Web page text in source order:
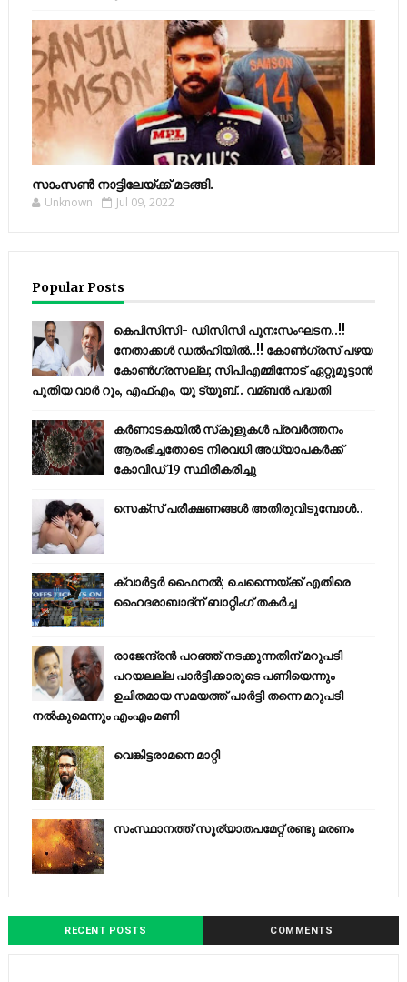
സാംസണ്‍ നാട്ടിലേയ്‌ക്ക് മടങ്ങി.
Unknown Jul 09, 2022
Popular Posts
കെപിസിസി- ഡിസിസി പുനഃസംഘടന..!!
നേതാക്കൾ ഡൽഹിയിൽ..!! കോണ്‍ഗ്രസ് പഴയ
കോണ്‍ഗ്രസല്ല; സിപിഎമ്മിനോട് ഏറ്റുമുട്ടാന്‍
പുതിയ വാര്‍ റൂം, എഫ്‌എം, യു ട്യൂബ്.. വമ്ബന്‍ പദ്ധതി
കര്‍ണാടകയില്‍ സ്‌കൂളുകള്‍ പ്രവര്‍ത്തനം
ആരംഭിച്ചതോടെ നിരവധി അധ്യാപകര്‍ക്ക്
കോവിഡ് 19 സ്ഥിരീകരിച്ചു
സെക്സ് പരീക്ഷണങ്ങൾ അതിരുവിടുമ്പോൾ..
ക്വാർട്ടർ ഫൈനൽ; ചെന്നൈയ്ക്ക് എതിരെ
ഹൈദരാബാദ്ന് ബാറ്റിംഗ് തകർച്ച
രാജേന്ദ്രന്‍ പറഞ്ഞ് നടക്കുന്നതിന് മറുപടി
പറയലല്ല പാര്‍ട്ടിക്കാരുടെ പണിയെന്നും
ഉചിതമായ സമയത്ത് പാര്‍ട്ടി തന്നെ മറുപടി
നല്‍കുമെന്നും എംഎം മണി
വെങ്കിട്ടരാമനെ മാറ്റി
സംസ്ഥാനത്ത് സൂര്യാതപമേറ്റ് രണ്ടു മരണം
RECENT POSTS COMMENTS